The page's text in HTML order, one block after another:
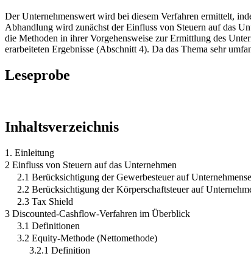
Der Unternehmenswert wird bei diesem Verfahren ermittelt,
Abhandlung wird zunächst der Einfluss von Steuern auf das
die Methoden in ihrer Vorgehensweise zur Ermittlung des
erarbeiteten Ergebnisse (Abschnitt 4). Da das Thema sehr
Leseprobe
Inhaltsverzeichnis
1. Einleitung
2 Einfluss von Steuern auf das Unternehmen
2.1 Berücksichtigung der Gewerbesteuer auf
2.2 Berücksichtigung der Körperschaftsteuer auf
2.3 Tax Shield
3 Discounted-Cashflow-Verfahren im Überblick
3.1 Definitionen
3.2 Equity-Methode (Nettomethode)
3.2.1 Definition